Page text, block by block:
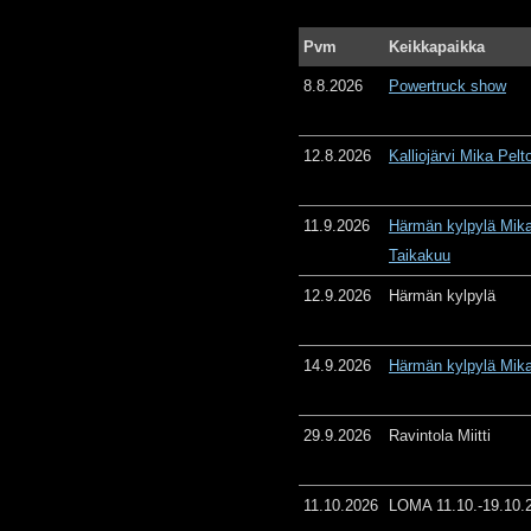
Pvm Keikkapaikka
8.8.2026 Powertruck show
12.8.2026 Kalliojärvi Mika
11.9.2026
Härmän kylpylä
Taikakuu
12.9.2026 Härmän kylpylä
14.9.2026 Härmän kylpylä
29.9.2026 Ravintola Miitti
11.10.2026 LOMA 11.10.-